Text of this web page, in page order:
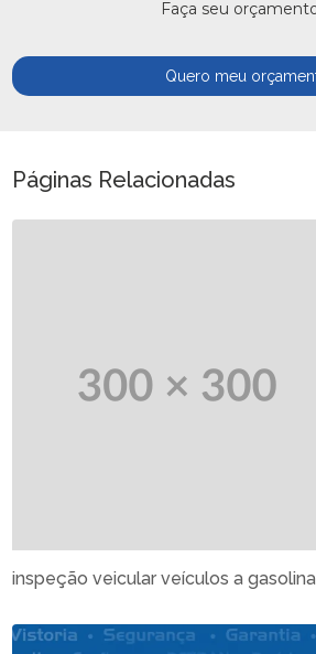
Faça seu
Quero meu
Páginas Relacionadas
inspeção veicular veículos a gasolina